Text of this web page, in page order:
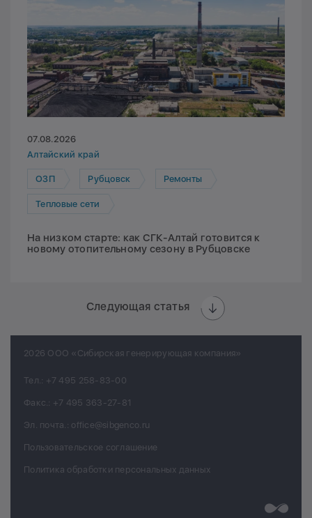
07.08.2026
Алтайский край
ОЗП Рубцовск Ремонты
Тепловые сети
На низком старте: как СГК-Алтай готовится к
новому отопительному сезону в Рубцовске
Следующая статья
2026 ООО «Сибирская генерирующая компания»
Тел.: +7 495 258-83-00
Факс.: +7 495 363-27-81
Эл. почта.: office@sibgenco.ru
Пользовательское соглашение
Политика обработки персональных данных